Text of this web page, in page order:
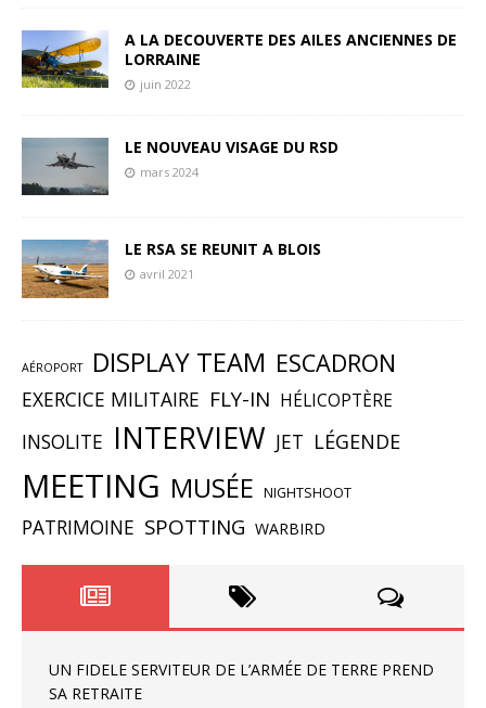
A LA DECOUVERTE DES AILES ANCIENNES DE
LORRAINE
juin 2022
LE NOUVEAU VISAGE DU RSD
mars 2024
LE RSA SE REUNIT A BLOIS
avril 2021
AÉROPORT DISPLAY TEAM ESCADRON
EXERCICE MILITAIRE FLY-IN HÉLICOPTÈRE
INSOLITE INTERVIEW JET LÉGENDE
MEETING MUSÉE NIGHTSHOOT
PATRIMOINE SPOTTING WARBIRD
UN FIDELE SERVITEUR DE L’ARMÉE DE TERRE PREND
SA RETRAITE